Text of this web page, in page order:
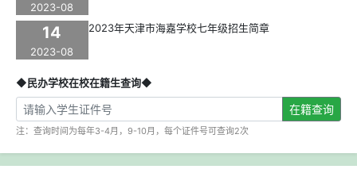
2023-08
14
2023-08
2023年天津市海嘉学校七年级招生简章
◆民办学校在校在籍生查询◆
在籍查询
注：查询时间为每年3-4月，9-10月，每个证件号可查询2次